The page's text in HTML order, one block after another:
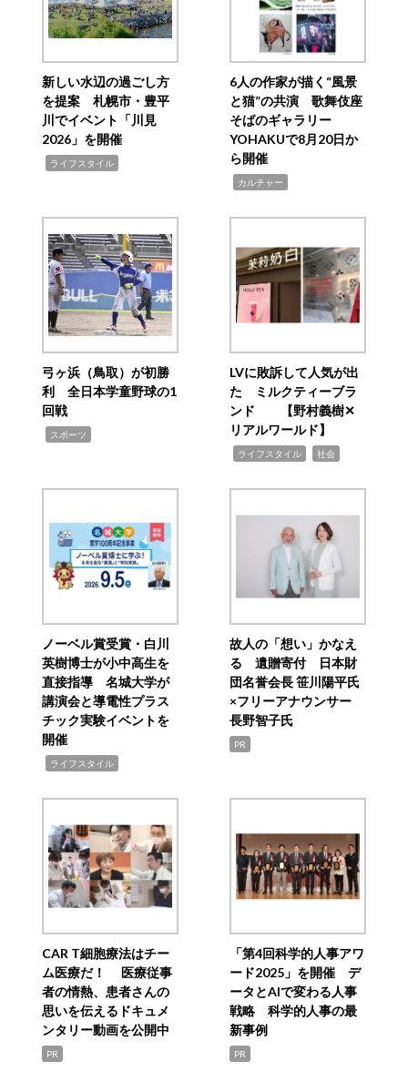
新しい水辺の過ごし方
を提案 札幌市・豊平
川でイベント「川見
2026」を開催
ライフスタイル
6人の作家が描く“風景
と猫”の共演 歌舞伎座
そばのギャラリー
YOHAKUで8月20日か
ら開催
カルチャー
弓ヶ浜（鳥取）が初勝
利 全日本学童野球の1
回戦
スポーツ
LVに敗訴して人気が出
た ミルクティーブラ
ンド 【野村義樹✕
リアルワールド】
ライフスタイル 社会
ノーベル賞受賞・白川
英樹博士が小中高生を
直接指導 名城大学が
講演会と導電性プラス
チック実験イベントを
開催
ライフスタイル
故人の「想い」かなえ
る 遺贈寄付 日本財
団名誉会長 笹川陽平氏
×フリーアナウンサー
長野智子氏
PR
CAR T細胞療法はチー
ム医療だ！ 医療従事
者の情熱、患者さんの
思いを伝えるドキュメ
ンタリー動画を公開中
PR
「第4回科学的人事アワ
ード2025」を開催 デ
ータとAIで変わる人事
戦略 科学的人事の最
新事例
PR